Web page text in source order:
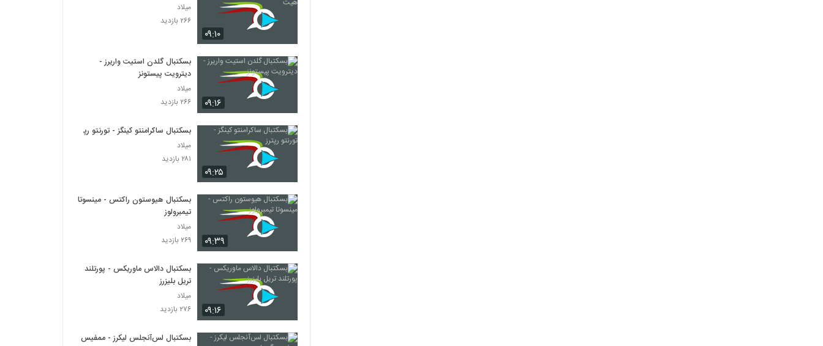
۰۹:۱۰
میلاد
۲۶۶ بازدید
۰۹:۱۶
بسکتبال گلدن استیت واریرز -
دیترویت پیستونز
میلاد
۲۶۶ بازدید
۰۹:۲۵
بسکتبال ساکرامنتو کینگز - تورنتو رپترز
میلاد
۲۸۱ بازدید
۰۹:۳۹
بسکتبال هیوستون راکتس - مینسوتا
تیمبرولوز
میلاد
۲۶۹ بازدید
۰۹:۱۶
بسکتبال دالاس ماوریکس - پورتلند
تریل بلیزرز
میلاد
۲۷۶ بازدید
بسکتبال لس‌آنجلس لیکرز - ممفیس